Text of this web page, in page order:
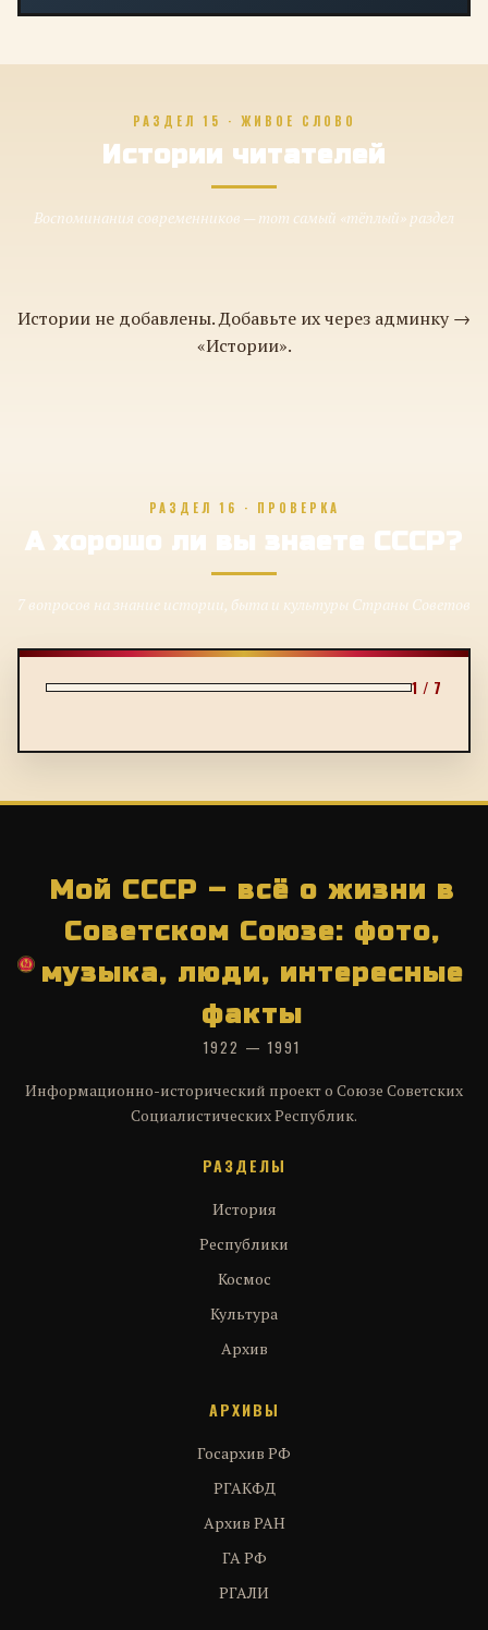
РАЗДЕЛ 15 · ЖИВОЕ СЛОВО
Истории читателей
Воспоминания современников — тот самый «тёплый» раздел
Истории не добавлены. Добавьте их через админку →
«Истории».
РАЗДЕЛ 16 · ПРОВЕРКА
А хорошо ли вы знаете СССР?
7 вопросов на знание истории, быта и культуры Страны Советов
1 / 7
Мой СССР – всё о жизни в
Советском Союзе: фото,
музыка, люди, интересные
факты
1922 — 1991
Информационно-исторический проект о Союзе Советских
Социалистических Республик.
РАЗДЕЛЫ
История
Республики
Космос
Культура
Архив
АРХИВЫ
Госархив РФ
РГАКФД
Архив РАН
ГА РФ
РГАЛИ